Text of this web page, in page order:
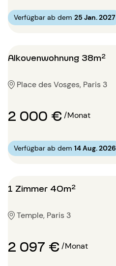
Verfügbar ab dem 25 Jan. 2027
Alkovenwohnung 38m²
Place des Vosges, Paris 3
2 000 €/Monat
Verfügbar ab dem 14 Aug. 2026
1 Zimmer 40m²
Temple, Paris 3
2 097 €/Monat